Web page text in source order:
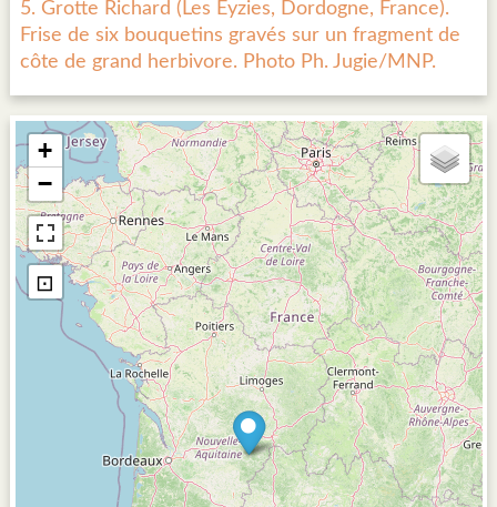
5. Grotte Richard (Les Eyzies, Dordogne, France).
Frise de six bouquetins gravés sur un fragment de
côte de grand herbivore. Photo Ph. Jugie/MNP.
+
−
⊡